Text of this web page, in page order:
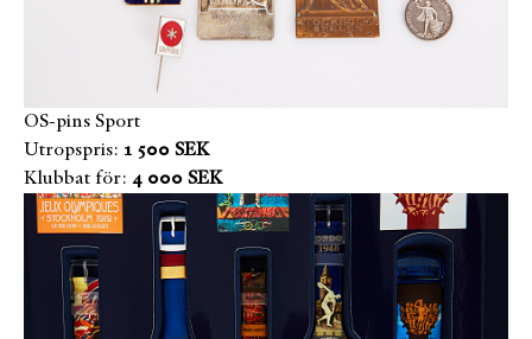
OS-pins Sport
Utropspris: 1 500 SEK
Klubbat för: 4 000 SEK